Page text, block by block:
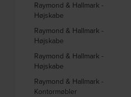
Raymond & Hallmark -
Højskabe
Raymond & Hallmark -
Højskabe
Raymond & Hallmark -
Højskabe
Raymond & Hallmark -
Kontormøbler